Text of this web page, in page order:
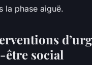
la phase aiguë.
être social